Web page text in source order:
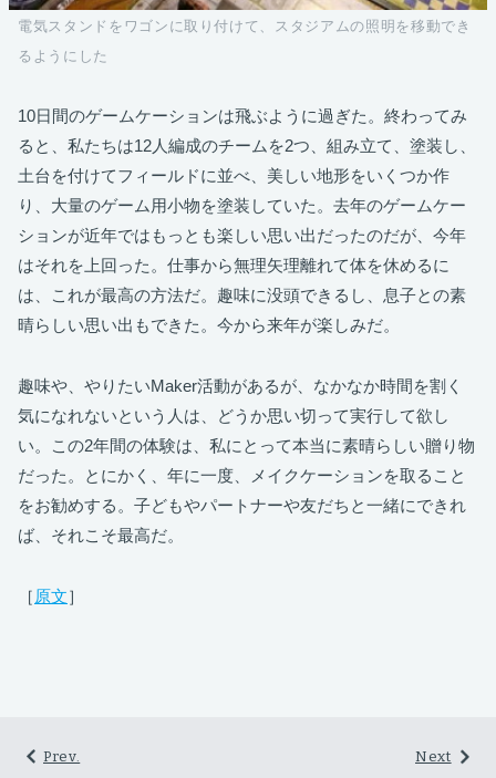
電気スタンドをワゴンに取り付けて、スタジアムの照明を移動でき
るようにした
10日間のゲームケーションは飛ぶように過ぎた。終わってみ
ると、私たちは12人編成のチームを2つ、組み立て、塗装し、
土台を付けてフィールドに並べ、美しい地形をいくつか作
り、大量のゲーム用小物を塗装していた。去年のゲームケー
ションが近年ではもっとも楽しい思い出だったのだが、今年
はそれを上回った。仕事から無理矢理離れて体を休めるに
は、これが最高の方法だ。趣味に没頭できるし、息子との素
晴らしい思い出もできた。今から来年が楽しみだ。
趣味や、やりたいMaker活動があるが、なかなか時間を割く
気になれないという人は、どうか思い切って実行して欲し
い。この2年間の体験は、私にとって本当に素晴らしい贈り物
だった。とにかく、年に一度、メイクケーションを取ること
をお勧めする。子どもやパートナーや友だちと一緒にできれ
ば、それこそ最高だ。
［ 原文］
Next
Prev.